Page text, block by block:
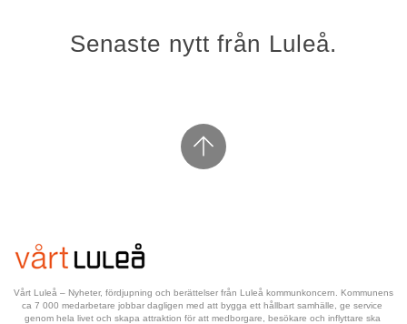
Senaste nytt från Luleå.
Vårt Luleå – Nyheter, fördjupning och berättelser från Luleå kommunkoncern. Kommunens
ca 7 000 medarbetare jobbar dagligen med att bygga ett hållbart samhälle, ge service
genom hela livet och skapa attraktion för att medborgare, besökare och inflyttare ska